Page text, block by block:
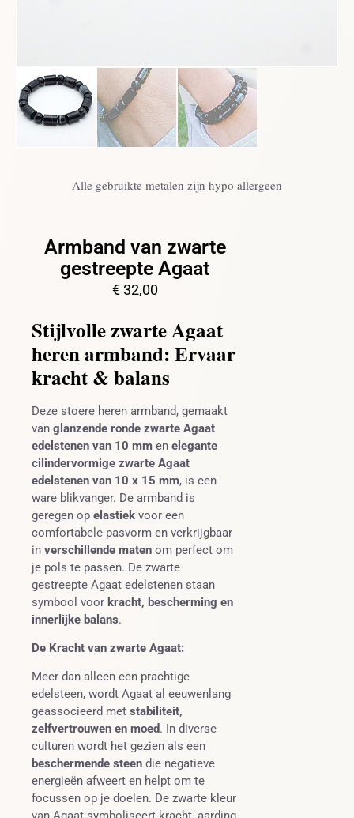
Alle gebruikte metalen zijn hypo allergeen
Armband van zwarte
gestreepte Agaat
€32,00
Stijlvolle zwarte Agaat
heren armband: Ervaar
kracht & balans
Deze stoere heren armband, gemaakt
van glanzende ronde zwarte Agaat
edelstenen van 10 mm en elegante
cilindervormige zwarte Agaat
edelstenen van 10 x 15 mm, is een
ware blikvanger. De armband is
geregen op elastiek voor een
comfortabele pasvorm en verkrijgbaar
in verschillende maten om perfect om
je pols te passen. De zwarte
gestreepte Agaat edelstenen staan
symbool voor kracht, bescherming en
innerlijke balans.
De Kracht van zwarte Agaat:
Meer dan alleen een prachtige
edelsteen, wordt Agaat al eeuwenlang
geassocieerd met stabiliteit,
zelfvertrouwen en moed. In diverse
culturen wordt het gezien als een
beschermende steen die negatieve
energieën afweert en helpt om te
focussen op je doelen. De zwarte kleur